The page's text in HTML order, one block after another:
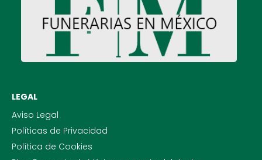
LEGAL
Aviso Legal
Políticas de Privacidad
Política de Cookies